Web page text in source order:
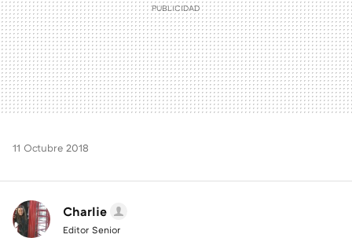
11 Octubre 2018
Charlie
Editor Senior